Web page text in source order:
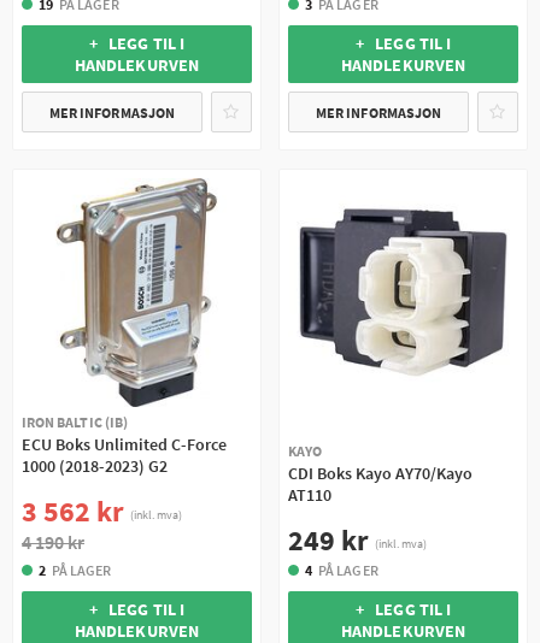
19 PÅ LAGER
+ LEGG TIL I
HANDLEKURVEN
MER INFORMASJON
3 PÅ LAGER
+ LEGG TIL I
HANDLEKURVEN
MER INFORMASJON
IRON BALTIC (IB)
ECU Boks Unlimited C-Force
1000 (2018-2023) G2
3 562 kr (inkl. mva)
4 190 kr
2 PÅ LAGER
+ LEGG TIL I
HANDLEKURVEN
KAYO
CDI Boks Kayo AY70/Kayo
AT110
249 kr (inkl. mva)
4 PÅ LAGER
+ LEGG TIL I
HANDLEKURVEN